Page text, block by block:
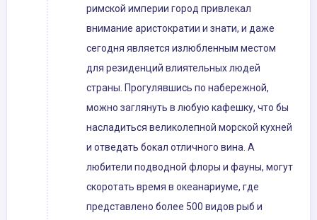
римской империи город привлекал
внимание аристократии и знати, и даже
сегодня является излюбленным местом
для резиденций влиятельных людей
страны. Прогулявшись по набережной,
можно заглянуть в любую кафешку, что бы
насладиться великолепной морской кухней
и отведать бокал отличного вина. А
любители подводной флоры и фауны, могут
скоротать время в океанариуме, где
представлено более 500 видов рыб и